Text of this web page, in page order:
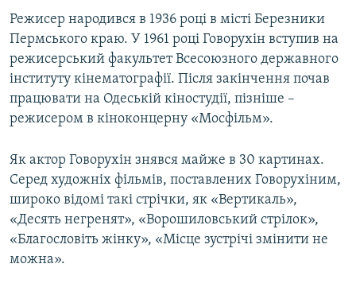
Режисер народився в 1936 році в місті Березники
Пермського краю. У 1961 році Говорухін вступив на
режисерський факультет Всесоюзного державного
інституту кінематографії. Після закінчення почав
працювати на Одеській кіностудії, пізніше –
режисером в кіноконцерну «Мосфільм».
Як актор Говорухін знявся майже в 30 картинах.
Серед художніх фільмів, поставлених Говорухіним,
широко відомі такі стрічки, як «Вертикаль»,
«Десять негренят», «Ворошиловський стрілок»,
«Благословіть жінку», «Місце зустрічі змінити не
можна».